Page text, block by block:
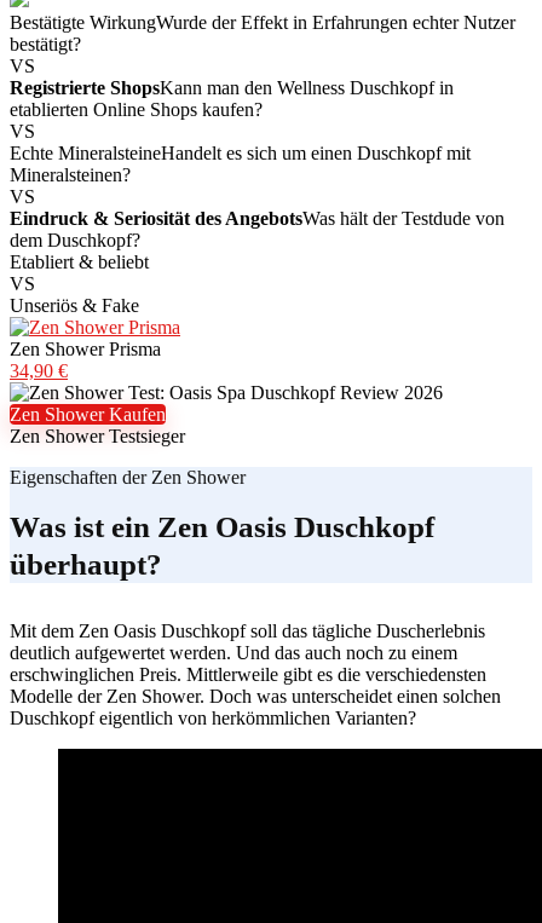
Bestätigte WirkungWurde der Effekt in Erfahrungen echter Nutzer
bestätigt?
VS
Registrierte ShopsKann man den Wellness Duschkopf in
etablierten Online Shops kaufen?
VS
Echte MineralsteineHandelt es sich um einen Duschkopf mit
Mineralsteinen?
VS
Eindruck & Seriosität des AngebotsWas hält der Testdude von
dem Duschkopf?
Etabliert & beliebt
VS
Unseriös & Fake
Zen Shower Prisma
34,90 €
Zen Shower Kaufen
Zen Shower Testsieger
Eigenschaften der Zen Shower
Was ist ein Zen Oasis Duschkopf
überhaupt?
Mit dem Zen Oasis Duschkopf soll das tägliche Duscherlebnis
deutlich aufgewertet werden. Und das auch noch zu einem
erschwinglichen Preis. Mittlerweile gibt es die verschiedensten
Modelle der Zen Shower. Doch was unterscheidet einen solchen
Duschkopf eigentlich von herkömmlichen Varianten?